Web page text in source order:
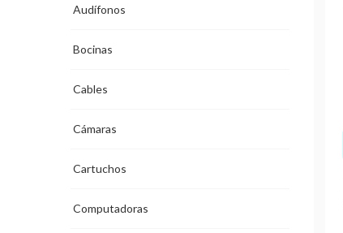
Audífonos
Bocinas
Cables
Cámaras
Cartuchos
Computadoras